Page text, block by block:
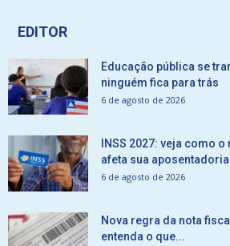
EDITOR
Educação pública se
ninguém fica para trás
6 de agosto de 2026
INSS 2027: veja como
afeta sua aposentadoria
6 de agosto de 2026
Nova regra da nota
entenda o que...